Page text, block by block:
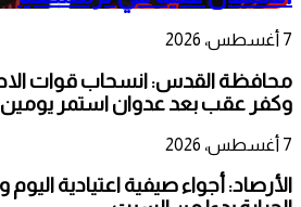
7 أغسطس، 2026
محافظة القدس: انسحاب قوات
وكفر عقب بعد عدوان استمر يومين
7 أغسطس، 2026
الأرصاد: أجواء صيفية اعتيادية اليوم